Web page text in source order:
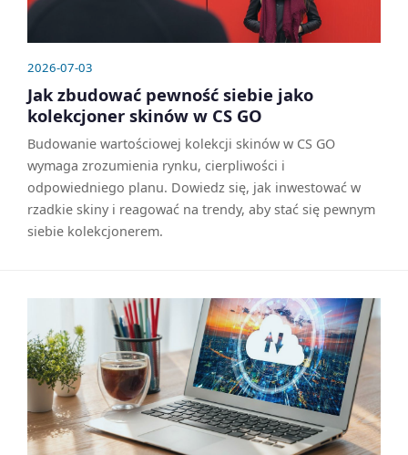
2026-07-03
Jak zbudować pewność siebie jako
kolekcjoner skinów w CS GO
Budowanie wartościowej kolekcji skinów w CS GO
wymaga zrozumienia rynku, cierpliwości i
odpowiedniego planu. Dowiedz się, jak inwestować w
rzadkie skiny i reagować na trendy, aby stać się pewnym
siebie kolekcjonerem.